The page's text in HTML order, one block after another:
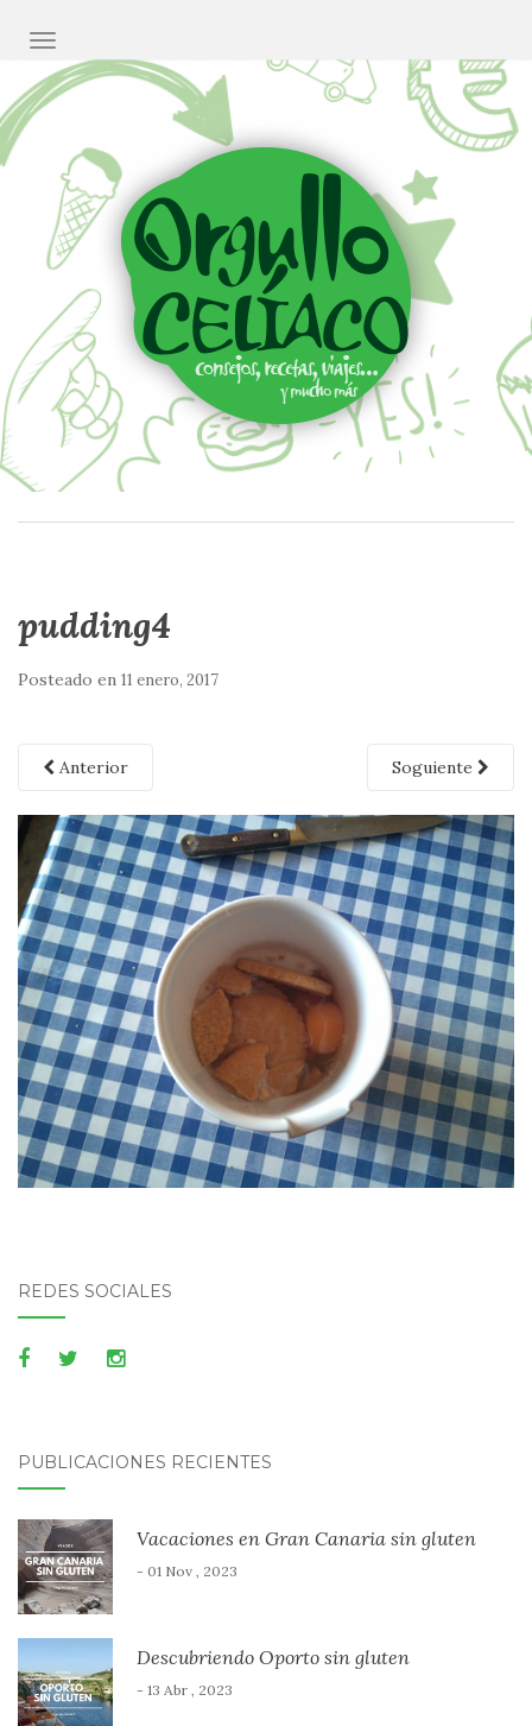
CAMBIAR NAVEGACIÓN
pudding4
Posteado en 11 enero, 2017
Anterior Soguiente
REDES SOCIALES
PUBLICACIONES RECIENTES
Vacaciones en Gran Canaria sin gluten
- 01 Nov , 2023
Descubriendo Oporto sin gluten
- 13 Abr , 2023